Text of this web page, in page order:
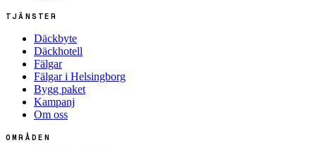
TJÄNSTER
Däckbyte
Däckhotell
Fälgar
Fälgar i Helsingborg
Bygg paket
Kampanj
Om oss
OMRÅDEN